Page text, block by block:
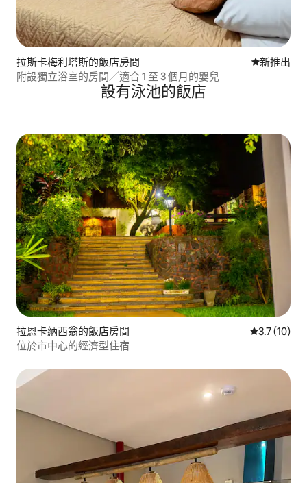
拉斯卡梅利塔斯的飯店房間 新住處
新推出
附設獨立浴室的房間／適合 1 至 3 個月的嬰兒
設有泳池的飯店
拉恩卡納西翁的飯店房間 從 10 則評
3.7 (10)
位於市中心的經濟型住宿